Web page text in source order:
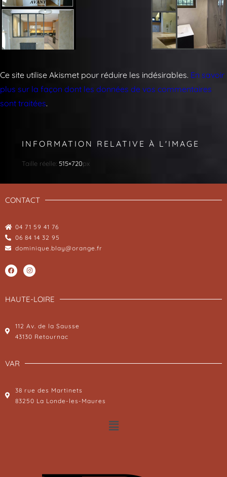
Ce site utilise Akismet pour réduire les indésirables. En savoir
plus sur la façon dont les données de vos commentaires
sont traitées.
INFORMATION RELATIVE À L'IMAGE
Taille réelle: 515×720px
CONTACT
04 71 59 41 76
06 84 14 32 95
dominique.blay@orange.fr
HAUTE-LOIRE
112 Av. de la Sausse
43130 Retournac
VAR
38 rue des Martinets
83250 La Londe-les-Maures